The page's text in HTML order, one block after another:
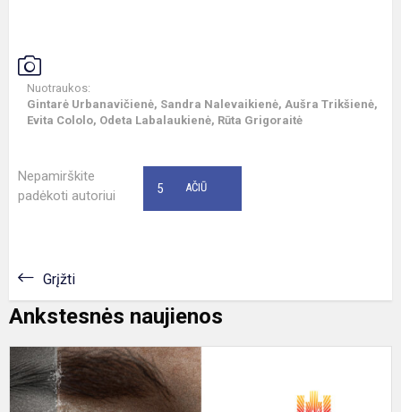
Nuotraukos:
Gintarė Urbanavičienė, Sandra Nalevaikienė, Aušra Trikšienė,
Evita Cololo, Odeta Labalaukienė, Rūta Grigoraitė
Nepamirškite
padėkoti autoriui
AČIŪ
5
Grįžti
Ankstesnės naujienos